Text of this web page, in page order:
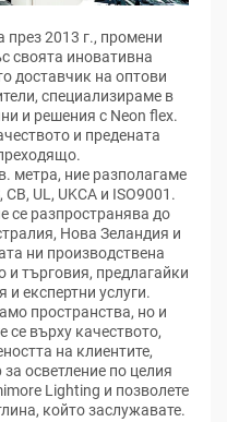
през 2013 г., промени
своята иновативна
доставчик на оптови
специализираме в
и решения с Neon flex.
и предената
метра, ние разполагаме
UL, UKCA и ISO9001.
се разпространява до
Нова Зеландия и
ни производствена
и търговия, предлагайки
експертни услуги.
пространства, но и
върху качеството,
на клиентите,
осветление по целия
Lighting и позволете
който заслужавате.